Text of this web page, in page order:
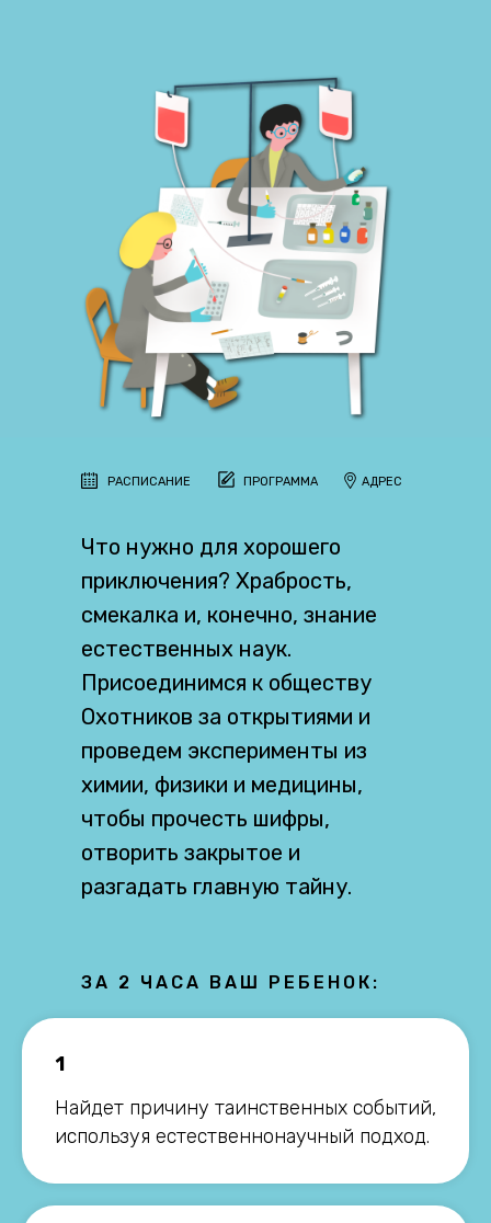
АДРЕС
ПРОГРАММА
РАСПИСАНИЕ
Что нужно для хорошего
приключения? Храбрость,
смекалка и, конечно, знание
естественных наук.
Присоединимся к обществу
Охотников за открытиями и
проведем эксперименты из
химии, физики и медицины,
чтобы прочесть шифры,
отворить закрытое и
разгадать главную тайну.
ЗА 2 ЧАСА ВАШ РЕБЕНОК:
1
Найдет причину таинственных событий,
используя естественнонаучный подход.